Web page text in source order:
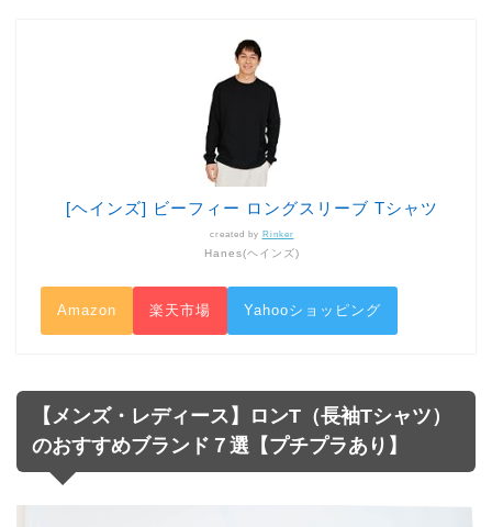
[ヘインズ] ビーフィー ロングスリーブ Tシャツ
created by Rinker
Hanes(ヘインズ)
Amazon 楽天市場 Yahooショッピング
【メンズ・レディース】ロンT（長袖Tシャツ）
のおすすめブランド７選【プチプラあり】